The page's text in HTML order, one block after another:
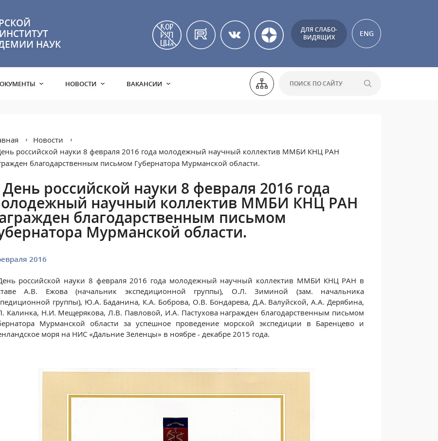
НАУК
ДЛЯ СЛАБО-
ВИДЯЩИХ
ENG
НОВОСТИ ВАКАНСИИ
Новости
российской науки 8 февраля 2016 года молодежный научный коллектив ММБИ КНЦ РАН
благодарственным письмом Губернатора Мурманской области.
российской науки 8 февраля 2016 года
научный коллектив ММБИ КНЦ РАН
благодарственным письмом
Мурманской области.
2016
российской науки 8 февраля 2016 года молодежный научный коллектив ММБИ КНЦ РАН в
А.В. Ежова (начальник экспедиционной группы), О.Л. Зиминой (зам. начальника
группы), Ю.А. Баданина, К.А. Боброва, О.В. Бондарева, Д.А. Валуйской, А.А. Дерябина,
Калинка, Н.И. Мещерякова, Л.В. Павловой, И.А. Пастухова награжден благодарственным письмом
Мурманской области за успешное проведение морской экспедиции в Баренцево и
моря на НИС «Дальние Зеленцы» в ноябре - декабре 2015 года.